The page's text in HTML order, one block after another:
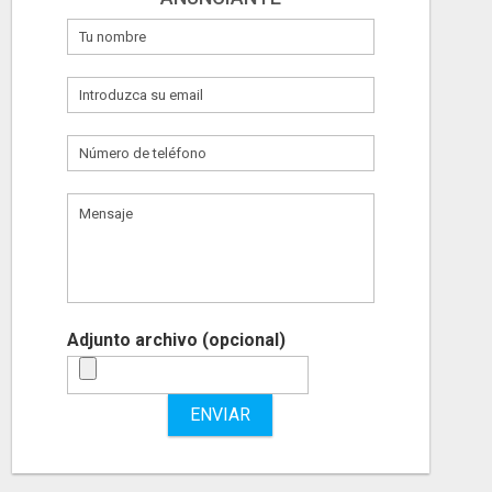
Adjunto archivo (opcional)
ENVIAR